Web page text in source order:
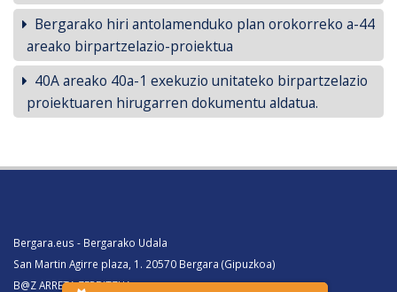
Bergarako hiri antolamenduko plan orokorreko a-44
areako birpartzelazio-proiektua
40A areako 40a-1 exekuzio unitateko birpartzelazio
proiektuaren hirugarren dokumentu aldatua.
Bergara.eus - Bergarako Udala
San Martin Agirre plaza, 1. 20570 Bergara (Gipuzkoa)
B@Z ARRETA ZERBITZUA: